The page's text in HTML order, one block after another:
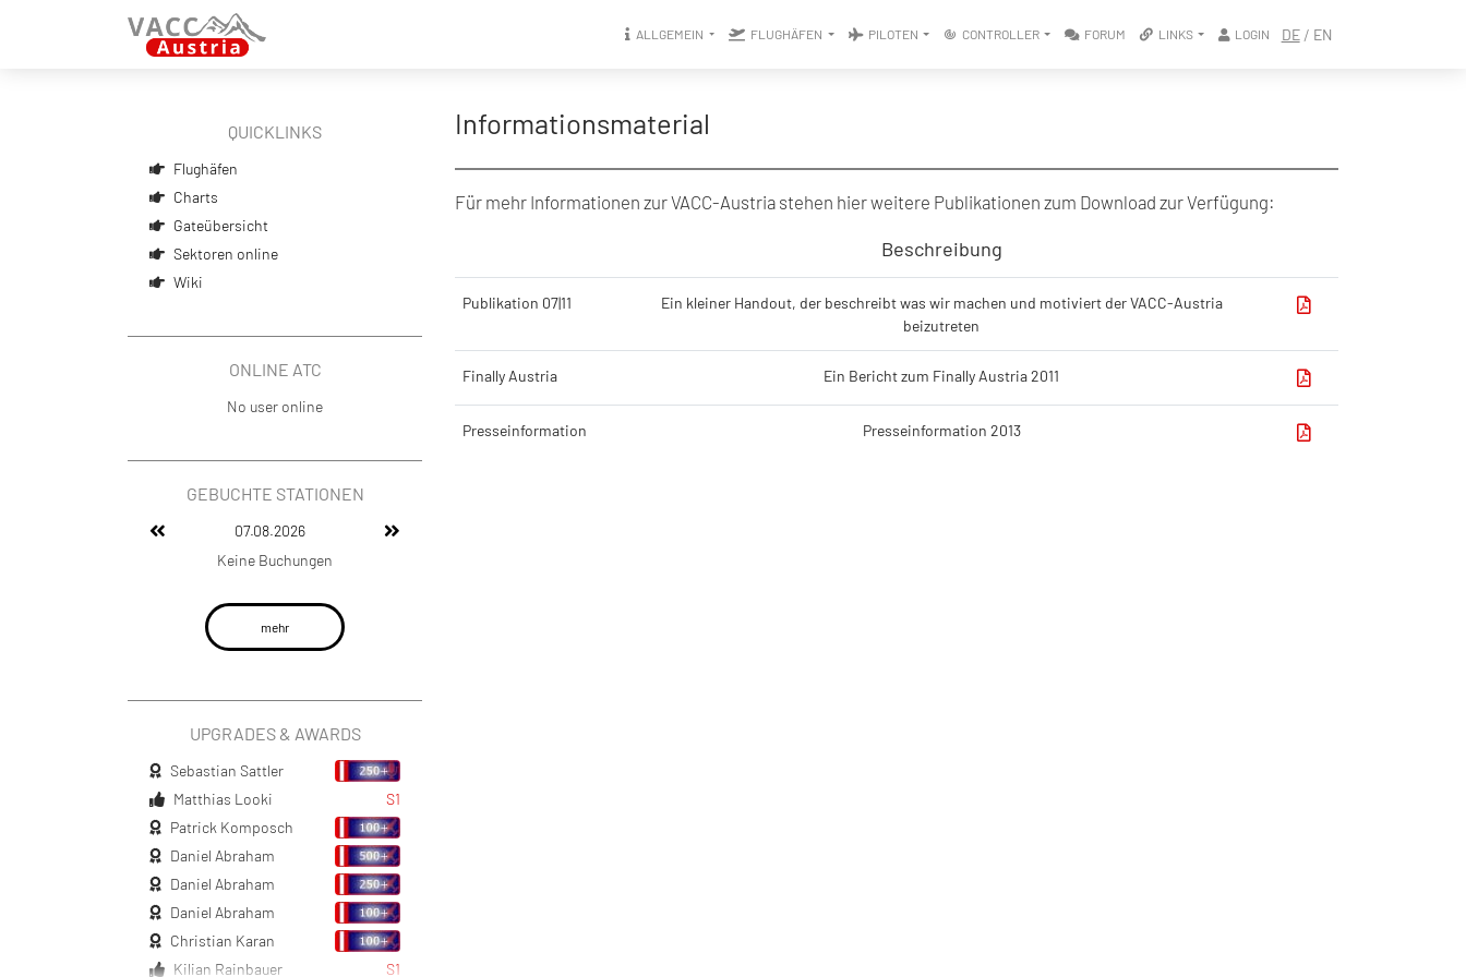
ALLGEMEIN FLUGHÄFEN PILOTEN CONTROLLER FORUM LINKS LOGIN DE / EN
QUICKLINKS
Flughäfen
Charts
Gateübersicht
Sektoren online
Wiki
ONLINE ATC
No user online
GEBUCHTE STATIONEN
07.08.2026
Keine Buchungen
mehr
UPGRADES & AWARDS
Sebastian Sattler
Matthias Looki
S1
Patrick Komposch
Daniel Abraham
Daniel Abraham
Daniel Abraham
Christian Karan
Kilian Rainbauer
S1
Informationsmaterial
Für mehr Informationen zur VACC-Austria stehen hier weitere Publikationen zum Download zur Verfügung:
Beschreibung
Publikation 07|11​
Ein kleiner Handout, der beschreibt was wir machen und motiviert der VACC-Austria
beizutreten​
Finally Austria​ Ein Bericht zum Finally Austria 2011​
Presseinformation​ Presseinformation 2013​